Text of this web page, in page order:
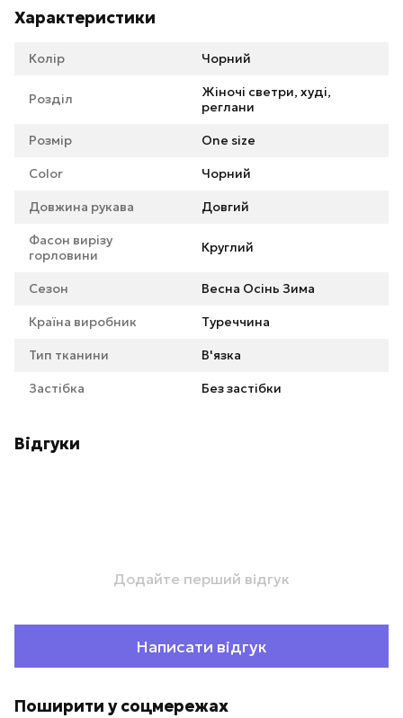
Характеристики
Колір Чорний
Розділ
Жіночі светри, худі,
реглани
Розмір One size
Color Чорний
Довжина рукава Довгий
Фасон вирізу
горловини
Круглий
Сезон Весна Осінь Зима
Країна виробник Туреччина
Тип тканини В'язка
Застібка Без застібки
Відгуки
Додайте перший відгук
Написати відгук
Поширити у соцмережах